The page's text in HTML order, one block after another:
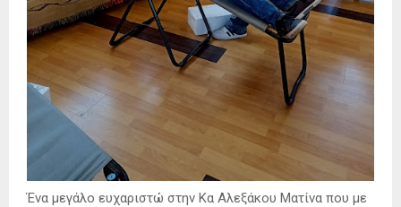
Ένα μεγάλο ευχαριστώ στην Κα Αλεξάκου Ματίνα που με